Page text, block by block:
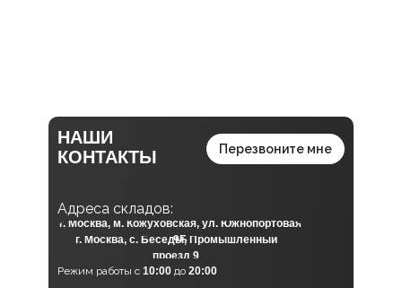
НАШИ
КОНТАКТЫ
Адреса складов:
Перезвоните мне
Режим работы с 10:00 до 20:00
г. Москва, с. Беседы, Промышленный
проезд 9
г. Москва, м. Кожуховская, ул. Южнопортовая
9Б